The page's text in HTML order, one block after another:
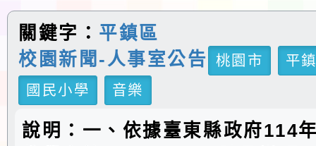
關鍵字： 平鎮區
校園新聞-人事室公告
桃園市
平
國民小學
音樂
說明：一、依據臺東縣政府114